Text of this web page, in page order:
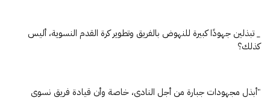
_ تبذلين جهودًا كبيرة للنهوض بالفريق وتطوير كرة القدم النسوية، أليس
كذلك؟
"أبذل مجهودات جبارة من أجل النادي، خاصة وأن قيادة فريق نسوي